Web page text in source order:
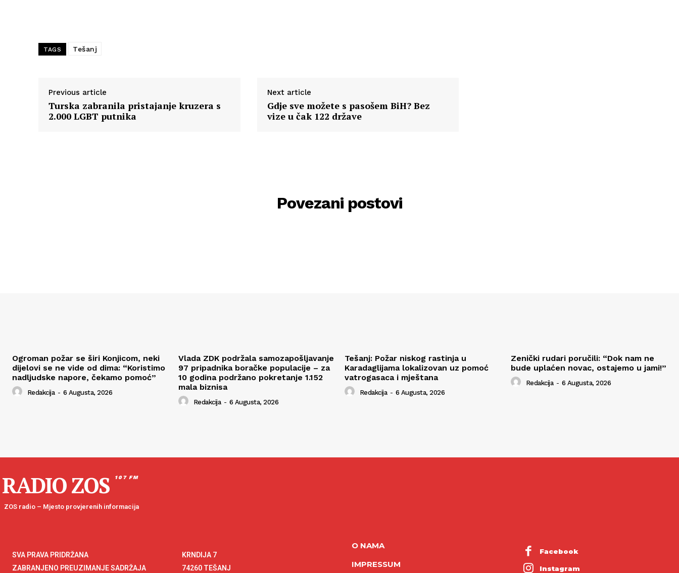
TAGS Tešanj
Previous article
Turska zabranila pristajanje kruzera s
2.000 LGBT putnika
Next article
Gdje sve možete s pasošem BiH? Bez
vize u čak 122 države
Povezani postovi
Ogroman požar se širi Konjicom, neki
dijelovi se ne vide od dima: “Koristimo
nadljudske napore, čekamo pomoć”
Redakcija - 6 Augusta, 2026
Vlada ZDK podržala samozapošljavanje
97 pripadnika boračke populacije – za
10 godina podržano pokretanje 1.152
mala biznisa
Redakcija - 6 Augusta, 2026
Tešanj: Požar niskog rastinja u
Karadaglijama lokalizovan uz pomoć
vatrogasaca i mještana
Redakcija - 6 Augusta, 2026
Zenički rudari poručili: “Dok nam ne
bude uplaćen novac, ostajemo u jami!”
Redakcija - 6 Augusta, 2026
RADIO ZOS 107 FM
ZOS radio – Mjesto provjerenih informacija
SVA PRAVA PRIDRŽANA
ZABRANJENO PREUZIMANJE SADRŽAJA
KRNDIJA 7
74260 TEŠANJ
O NAMA
IMPRESSUM
Facebook
Instagram